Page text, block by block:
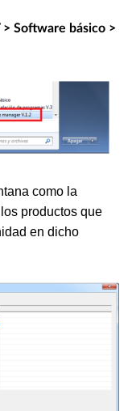
> Software básico >
como la
productos que
en dicho